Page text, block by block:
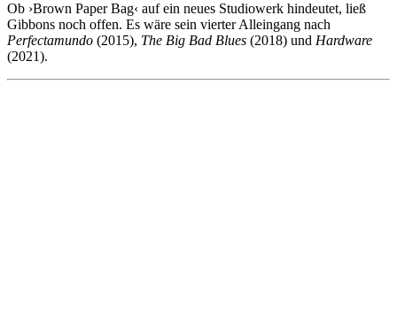
Ob ›Brown Paper Bag‹ auf ein neues Studiowerk hindeutet, ließ
Gibbons noch offen. Es wäre sein vierter Alleingang nach
Perfectamundo (2015), The Big Bad Blues (2018) und Hardware
(2021).